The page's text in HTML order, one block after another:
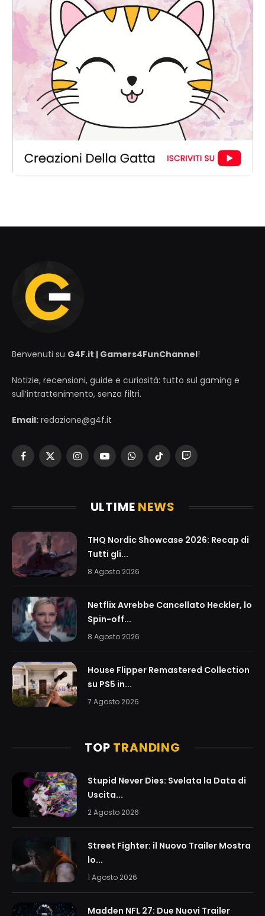
Benvenuti su G4F.it | Gamers4FunChannel!
Notizie, recensioni, guide e curiosità: tutto sul gaming e
sull’intrattenimento, senza filtri.
Email: redazione@g4f.it
Facebook
X
InstagramYouTubeWhatsAppTikTokTwitch
ULTIME NEWS
THQ Nordic Showcase 2026: Recap di
Tutti gli...
8 Agosto 2026
Netflix Avrebbe Cancellato Heckler, lo
Spin-off...
8 Agosto 2026
House Flipper Remastered Collection
su PS5 in...
7 Agosto 2026
TOP TRANDING
Stupid Never Dies: Svelata la Data di
Uscita...
2 Agosto 2026
Street Fighter: il Nuovo Trailer Mostra
lo...
1 Agosto 2026
Madden NFL 27: Due Nuovi Trailer